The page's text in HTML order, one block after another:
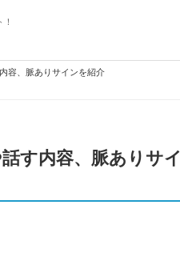
容、脈ありサインを紹介
す内容、脈ありサイ